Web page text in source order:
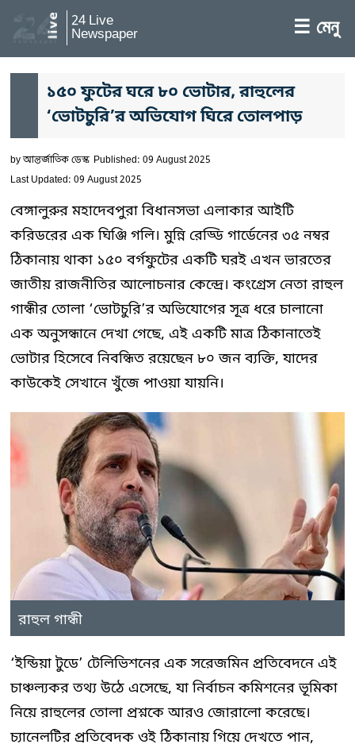
24 Live
Newspaper ☰ মেনু
১৫০ ফুটের ঘরে ৮০ ভোটার, রাহুলের
‘ভোটচুরি’র অভিযোগ ঘিরে তোলপাড়
byআন্তর্জাতিক ডেস্ক Published: 09 August 2025
Last Updated: 09 August 2025
বেঙ্গালুরুর মহাদেবপুরা বিধানসভা এলাকার আইটি
করিডরের এক ঘিঞ্জি গলি। মুন্নি রেড্ডি গার্ডেনের ৩৫ নম্বর
ঠিকানায় থাকা ১৫০ বর্গফুটের একটি ঘরই এখন ভারতের
জাতীয় রাজনীতির আলোচনার কেন্দ্রে। কংগ্রেস নেতা রাহুল
গান্ধীর তোলা ‘ভোটচুরি’র অভিযোগের সূত্র ধরে চালানো
এক অনুসন্ধানে দেখা গেছে, এই একটি মাত্র ঠিকানাতেই
ভোটার হিসেবে নিবন্ধিত রয়েছেন ৮০ জন ব্যক্তি, যাদের
কাউকেই সেখানে খুঁজে পাওয়া যায়নি।
রাহুল গান্ধী
‘ইন্ডিয়া টুডে’ টেলিভিশনের এক সরেজমিন প্রতিবেদনে এই
চাঞ্চল্যকর তথ্য উঠে এসেছে, যা নির্বাচন কমিশনের ভূমিকা
নিয়ে রাহুলের তোলা প্রশ্নকে আরও জোরালো করেছে।
চ্যানেলটির প্রতিবেদক ওই ঠিকানায় গিয়ে দেখতে পান,